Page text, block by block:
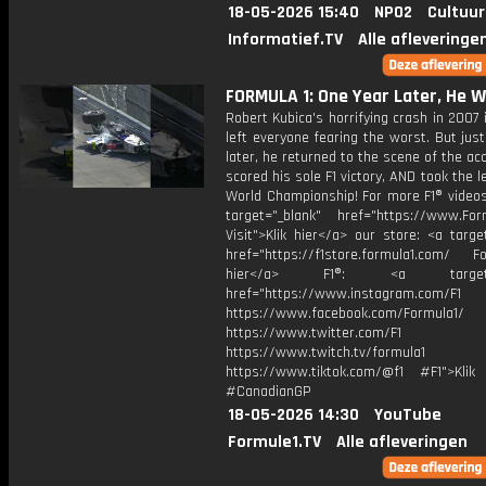
18-05-2026 15:40 NPO2
Informatief.TV
Alle
FORMULA 1: One Year Later, He
Robert Kubica's horrifying crash in 2007
left everyone fearing the worst. But
later, he returned to the scene of the
scored his sole F1 victory, AND took the
World Championship! For more F1®
target="_blank" href="https://
Visit">Klik hier</a> our store: <a
href="https://f1store.formula1.com/
hier</a> F1®: <a
href="https://www.instagram.com/F1
https://www.facebook.com/Formula1/
https://www.twitter.com/F1
https://www.twitch.tv/formula1
https://www.tiktok.com/@f1
#CanadianGP
18-05-2026 14:30
YouTube
Formule1.TV
Alle afleveringen